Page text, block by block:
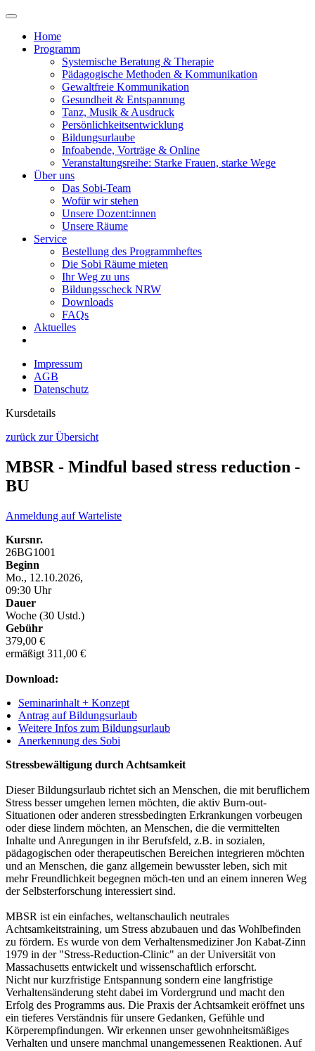
Home
Programm
Systemische Beratung & Therapie
Pädagogische Methoden & Kommunikation
Gewaltfreie Kommunikation
Gesundheit & Entspannung
Tanz, Musik & Ausdruck
Persönlichkeitsentwicklung
Bildungsurlaube
Infoabende, Vorträge & Online
Veranstaltungsreihe: Starke Frauen, starke Wege
Über uns
Das Sobi-Team
Wofür wir stehen
Unsere Dozent:innen
Unsere Räume
Service
Bestellung des Programmheftes
Die Sobi Räume mieten
Ihr Weg zu uns
Bildungsscheck NRW
Downloads
FAQs
Aktuelles
Impressum
AGB
Datenschutz
Kursdetails
zurück zur Übersicht
MBSR - Mindful based stress reduction -
BU
Anmeldung auf Warteliste
Kursnr.
26BG1001
Beginn
Mo., 12.10.2026,
09:30 Uhr
Dauer
Woche (30 Ustd.)
Gebühr
379,00 €
ermäßigt 311,00 €
Download:
Seminarinhalt + Konzept
Antrag auf Bildungsurlaub
Weitere Infos zum Bildungsurlaub
Anerkennung des Sobi
Stressbewältigung durch Achtsamkeit
Dieser Bildungsurlaub richtet sich an Menschen, die mit beruflichem
Stress besser umgehen lernen möchten, die aktiv Burn-out-
Situationen oder anderen stressbedingten Erkrankungen vorbeugen
oder diese lindern möchten, an Menschen, die die vermittelten
Inhalte und Anregungen in ihr Berufsfeld, z.B. in sozialen,
pädagogischen oder therapeutischen Bereichen integrieren möchten
und an Menschen, die ganz allgemein bewusster leben, sich mit
mehr Freundlichkeit begegnen möch-ten und an einem inneren Weg
der Selbsterforschung interessiert sind.
MBSR ist ein einfaches, weltanschaulich neutrales
Achtsamkeitstraining, um Stress abzubauen und das Wohlbefinden
zu fördern. Es wurde von dem Verhaltensmediziner Jon Kabat-Zinn
1979 in der "Stress-Reduction-Clinic" an der Universität von
Massachusetts entwickelt und wissenschaftlich erforscht.
Nicht nur kurzfristige Entspannung sondern eine langfristige
Verhaltensänderung steht dabei im Vordergrund und macht den
Erfolg des Programms aus. Die Praxis der Achtsamkeit eröffnet uns
ein tieferes Verständnis für unsere Gedanken, Gefühle und
Körperempfindungen. Wir erkennen unser gewohnheitsmäßiges
Verhalten und unsere manchmal unangemessenen Reaktionen. Auf